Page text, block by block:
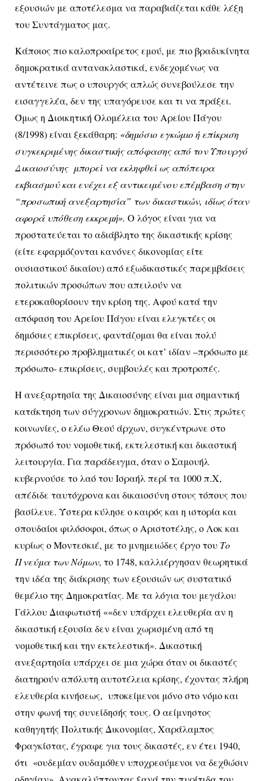
εξουσιών με αποτέλεσμα να παραβιάζεται κάθε λέξη
του Συντάγματος μας.
Κάποιος πιο καλοπροαίρετος εμού, με πιο βραδυκίνητα
δημοκρατικά αντανακλαστικά, ενδεχομένως να
αντέτεινε πως ο υπουργός απλώς συνεβούλεσε την
εισαγγελέα, δεν της υπαγόρευσε και τι να πράξει.
Όμως η Διοικητική Ολομέλεια του Αρείου Πάγου
(8/1998) είναι ξεκάθαρη: «δημόσιο εγκώμιο ή επίκριση
συγκεκριμένης δικαστικής απόφασης από τον Υπουργό
Δικαιοσύνης μπορεί να εκληφθεί ως απόπειρα
εκβιασμού και ενέχει εξ αντικειμένου επέμβαση στην
“προσωπική ανεξαρτησία” των δικαστικών, ιδίως όταν
αφορά υπόθεση εκκρεμή». Ο λόγος είναι για να
προστατεύεται το αδιάβλητο της δικαστικής κρίσης
(είτε εφαρμόζονται κανόνες δικονομίας είτε
ουσιαστικού δικαίου) από εξωδικαστικές παρεμβάσεις
πολιτικών προσώπων που απειλούν να
ετεροκαθορίσουν την κρίση της. Αφού κατά την
απόφαση του Αρείου Πάγου είναι ελεγκτέες οι
δημόσιες επικρίσεις, φαντάζομαι θα είναι πολύ
περισσότερο προβληματικές οι κατ’ ιδίαν –πρόσωπο με
πρόσωπο- επικρίσεις, συμβουλές και προτροπές.
Η ανεξαρτησία της Δικαιοσύνης είναι μια σημαντική
κατάκτηση των σύγχρονων δημοκρατιών. Στις πρώτες
κοινωνίες, ο ελέω Θεού άρχων, συγκέντρωνε στο
πρόσωπό του νομοθετική, εκτελεστική και δικαστική
λειτουργία. Για παράδειγμα, όταν ο Σαμουήλ
κυβερνούσε το λαό του Ισραήλ περί τα 1000 π.Χ,
απέδιδε ταυτόχρονα και δικαιοσύνη στους τόπους που
βασίλευε. Ύστερα κύλησε ο καιρός και η ιστορία και
σπουδαίοι φιλόσοφοι, όπως ο Αριστοτέλης, ο Λοκ και
κυρίως ο Μοντεσκιέ, με το μνημειώδες έργο του Το
Πνεύμα των Νόμων, το 1748, καλλιέργησαν θεωρητικά
την ιδέα της διάκρισης των εξουσιών ως συστατικό
θεμέλιο της Δημοκρατίας. Με τα λόγια του μεγάλου
Γάλλου Διαφωτιστή ««δεν υπάρχει ελευθερία αν η
δικαστική εξουσία δεν είναι χωρισμένη από τη
νομοθετική και την εκτελεστική». Δικαστική
ανεξαρτησία υπάρχει σε μια χώρα όταν οι δικαστές
διατηρούν απόλυτη αυτοτέλεια κρίσης, έχοντας πλήρη
ελευθερία κινήσεως, υποκείμενοι μόνο στο νόμο και
στην φωνή της συνείδησής τους. Ο αείμνηστος
καθηγητής Πολιτικής Δικονομίας, Χαράλαμπος
Φραγκίστας, έγραφε για τους δικαστές, εν έτει 1940,
ότι «ουδεμίαν ουδαμόθεν υποχρεούμενοι να δεχθώσιν